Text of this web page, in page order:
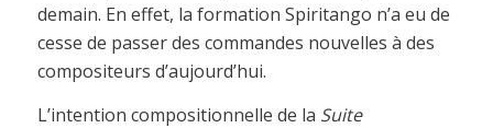
demain. En effet, la formation Spiritango n’a eu de
cesse de passer des commandes nouvelles à des
compositeurs d’aujourd’hui.
L’intention compositionnelle de la Suite